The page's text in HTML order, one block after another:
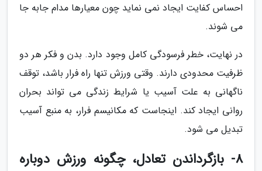
احساس کفایت ایجاد نمی نماید چون معیارها مدام جابه جا
می شوند.
در نهایت، خطر فرسودگی کامل وجود دارد. بدن و فکر هر دو
ظرفیت محدودی دارند. وقتی ورزش تنها راه فرار باشد، توقف
ناگهانی به علت آسیب یا شرایط زندگی می تواند بحران
روانی ایجاد کند. اینجاست که مکانیسم فرار، به منبع آسیب
تبدیل می شود.
8- بازگرداندن تعادل، چگونه ورزش دوباره